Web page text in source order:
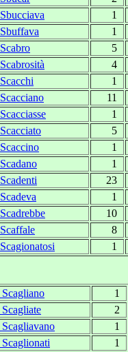
Sbucciava
1
Sbuffava
1
Scabro
5
Scabrosità
4
Scacchi
1
Scacciano
11
Scacciasse
1
Scacciato
5
Scaccino
1
Scadano
1
Scadenti
23
Scadeva
1
Scadrebbe
10
Scaffale
8
Scagionatosi 1
Scagliano
1
Scagliate
2
Scagliavano
1
Scaglionati
1